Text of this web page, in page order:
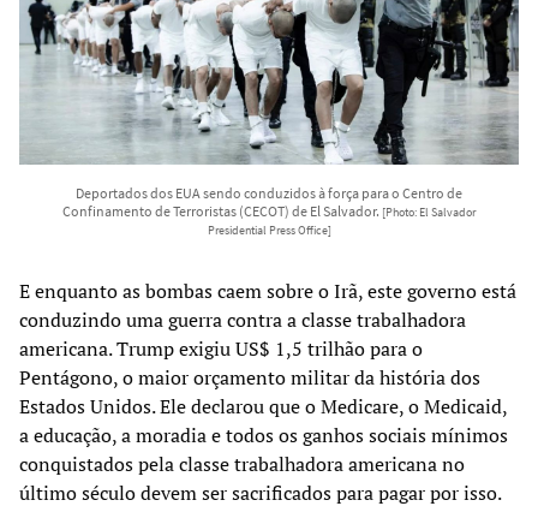
Deportados dos EUA sendo conduzidos à força para o Centro de
Confinamento de Terroristas (CECOT) de El Salvador. [Photo: El Salvador
Presidential Press Office]
E enquanto as bombas caem sobre o Irã, este governo está
conduzindo uma guerra contra a classe trabalhadora
americana. Trump exigiu US$ 1,5 trilhão para o
Pentágono, o maior orçamento militar da história dos
Estados Unidos. Ele declarou que o Medicare, o Medicaid,
a educação, a moradia e todos os ganhos sociais mínimos
conquistados pela classe trabalhadora americana no
último século devem ser sacrificados para pagar por isso.